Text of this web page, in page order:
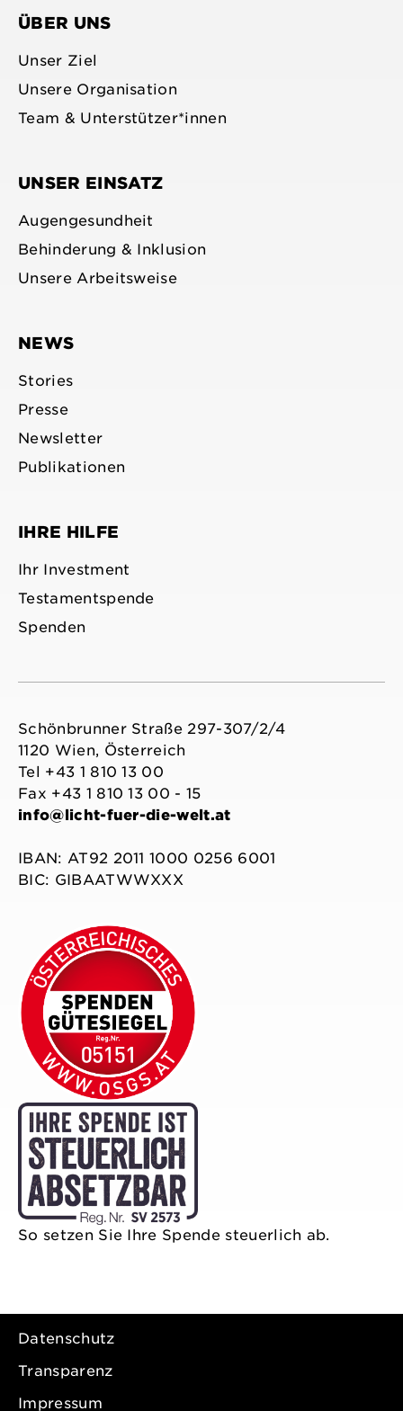
ÜBER UNS
Unser Ziel
Unsere Organisation
Team & Unterstützer*innen
UNSER EINSATZ
Augengesundheit
Behinderung & Inklusion
Unsere Arbeitsweise
NEWS
Stories
Presse
Newsletter
Publikationen
IHRE HILFE
Ihr Investment
Testamentspende
Spenden
Schönbrunner Straße 297-307/2/4
1120 Wien, Österreich
Tel +43 1 810 13 00
Fax +43 1 810 13 00 - 15
info@licht-fuer-die-welt.at
IBAN: AT92 2011 1000 0256 6001
BIC: GIBAATWWXXX
So setzen Sie Ihre Spende steuerlich ab.
Datenschutz
Transparenz
Impressum